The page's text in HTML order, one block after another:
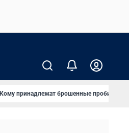
Кому принадлежат брошенные пробирки?